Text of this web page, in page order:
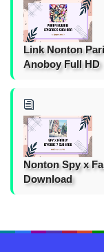
Link Nonton
Anoboy Full HD
Nonton Spy x
Download